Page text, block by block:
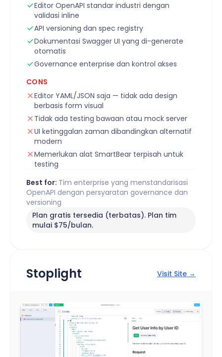
Editor OpenAPI standar industri dengan
validasi inline
API versioning dan spec registry
Dokumentasi Swagger UI yang di-generate
otomatis
Governance enterprise dan kontrol akses
CONS
Editor YAML/JSON saja — tidak ada design
berbasis form visual
Tidak ada testing bawaan atau mock server
UI ketinggalan zaman dibandingkan alternatif
modern
Memerlukan alat SmartBear terpisah untuk
testing
Best for: Tim enterprise yang menstandarisasi
OpenAPI dengan persyaratan governance dan
versioning
Plan gratis tersedia (terbatas). Plan tim
mulai $75/bulan.
Stoplight Visit Site →